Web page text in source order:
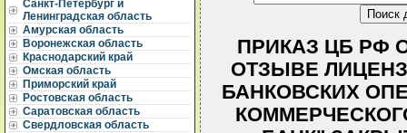
Санкт-Петербург и
Ленинградская область
Амурская область
Воронежская область
Краснодарский край
Омская область
Приморский край
Ростовская область
Саратовская область
Свердловская область
ПРИКАЗ ЦБ РФ
ОТЗЫВЕ
БАНКОВСКИХ